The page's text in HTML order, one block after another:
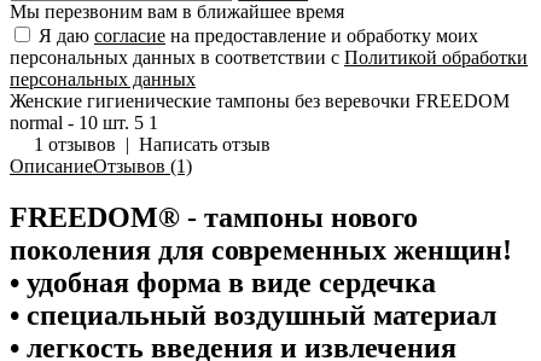
Мы перезвоним вам в ближайшее время
Я даю согласие на предоставление и обработку моих
персональных данных в соответствии с Политикой обработки
персональных данных
Женские гигиенические тампоны без веревочки FREEDOM
normal - 10 шт. 5 1
1 отзывов | Написать отзыв
ОписаниеОтзывов (1)
FREEDOM® - тампоны нового
поколения для современных женщин!
• удобная форма в виде сердечка
• специальный воздушный материал
• легкость введения и извлечения